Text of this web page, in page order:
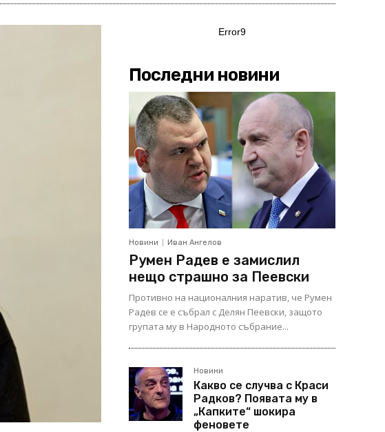
Error9
Последни новини
Новини Иван Ангелов
Румен Радев е замислил
нещо страшно за Пеевски
Противно на националния наратив, че Румен
Радев се е събрал с Делян Пеевски, защото
групата му в Народното събрание...
Новини
Какво се случва с Краси
Радков? Появата му в
„Капките“ шокира
феновете